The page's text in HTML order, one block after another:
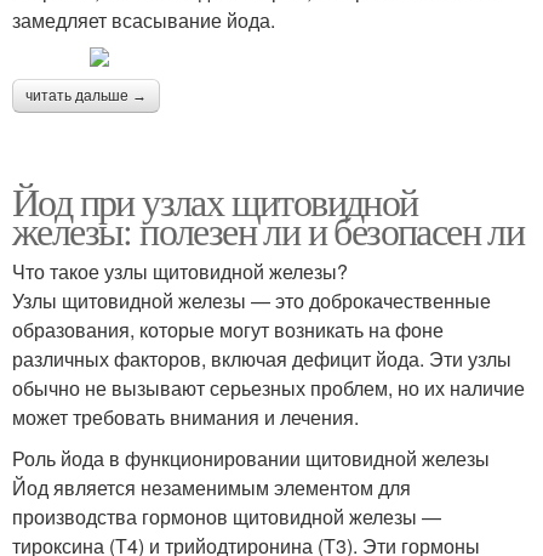
замедляет всасывание йода.
читать дальше →
Йод при узлах щитовидной
железы: полезен ли и безопасен ли
Что такое узлы щитовидной железы?
Узлы щитовидной железы — это доброкачественные
образования, которые могут возникать на фоне
различных факторов, включая дефицит йода. Эти узлы
обычно не вызывают серьезных проблем, но их наличие
может требовать внимания и лечения.
Роль йода в функционировании щитовидной железы
Йод является незаменимым элементом для
производства гормонов щитовидной железы —
тироксина (Т4) и трийодтиронина (Т3). Эти гормоны